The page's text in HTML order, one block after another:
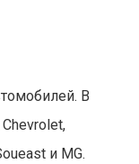
В
и MG.